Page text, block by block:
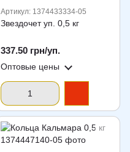
Артикул: 1374433334-05
Звездочет уп. 0,5 кг
337.50 грн/уп.
Оптовые цены